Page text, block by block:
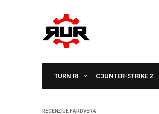
TURNIRI COUNTER-STRIKE 2
RECENZIJE HARDVERA